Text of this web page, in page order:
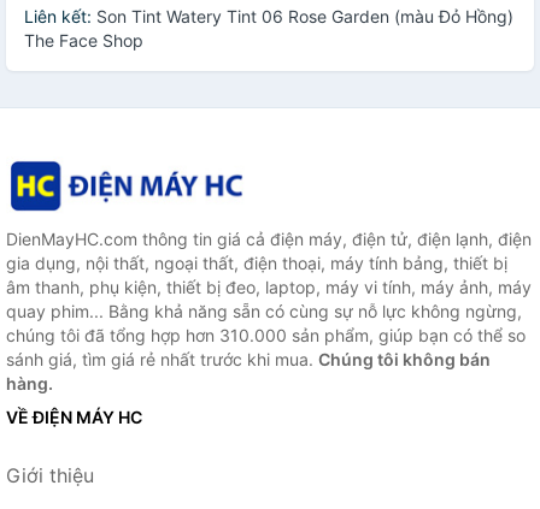
Liên kết: Son Tint Watery Tint 06 Rose Garden (màu Đỏ Hồng)
The Face Shop
DienMayHC.com thông tin giá cả điện máy, điện tử, điện lạnh, điện
gia dụng, nội thất, ngoại thất, điện thoại, máy tính bảng, thiết bị
âm thanh, phụ kiện, thiết bị đeo, laptop, máy vi tính, máy ảnh, máy
quay phim... Bằng khả năng sẵn có cùng sự nỗ lực không ngừng,
chúng tôi đã tổng hợp hơn 310.000 sản phẩm, giúp bạn có thể so
sánh giá, tìm giá rẻ nhất trước khi mua. Chúng tôi không bán
hàng.
VỀ ĐIỆN MÁY HC
Giới thiệu